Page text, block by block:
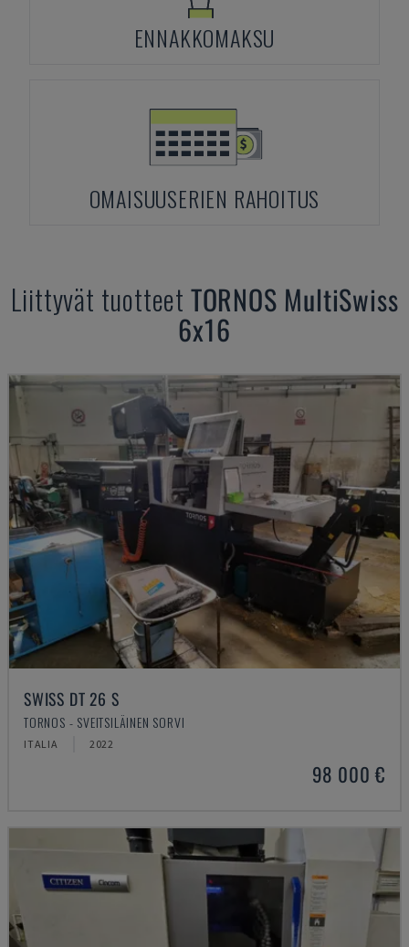
ENNAKKOMAKSU
OMAISUUSERIEN RAHOITUS
Liittyvät tuotteet TORNOS MultiSwiss
6x16
SWISS DT 26 S
TORNOS - SVEITSILÄINEN SORVI
ITALIA 2022
98 000 €